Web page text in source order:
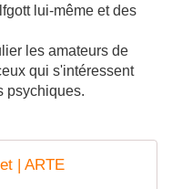
lui-même et des
les amateurs de
qui s'intéressent
psychiques.
| ARTE